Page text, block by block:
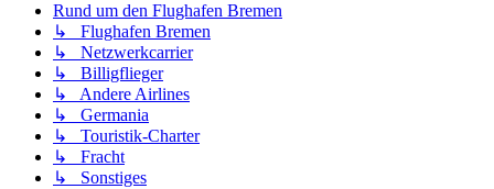
Rund um den Flughafen Bremen
↳ Flughafen Bremen
↳ Netzwerkcarrier
↳ Billigflieger
↳ Andere Airlines
↳ Germania
↳ Touristik-Charter
↳ Fracht
↳ Sonstiges